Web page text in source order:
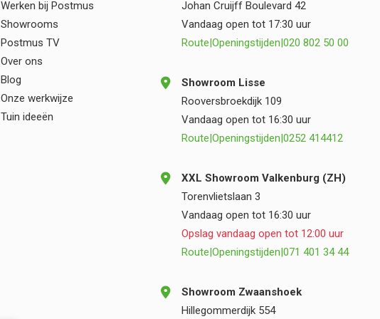
plezier
Werken bij Postmus
Showrooms
Postmus TV
Over ons
Blog
Onze werkwijze
Tuin ideeën
Johan Cruijff Boulevard 42
Vandaag open tot 17:30 uur
Route|Openingstijden|020 802 50 00
Showroom Lisse
Rooversbroekdijk 109
Vandaag open tot 16:30 uur
Route|Openingstijden|0252 414412
XXL Showroom Valkenburg (ZH)
Torenvlietslaan 3
Vandaag open tot 16:30 uur
Opslag vandaag open tot 12:00 uur
Route|Openingstijden|071 401 34 44
Showroom Zwaanshoek
Hillegommerdijk 554